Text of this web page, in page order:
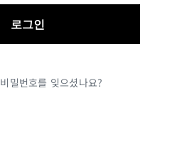
비밀번호를 잊으셨나요?